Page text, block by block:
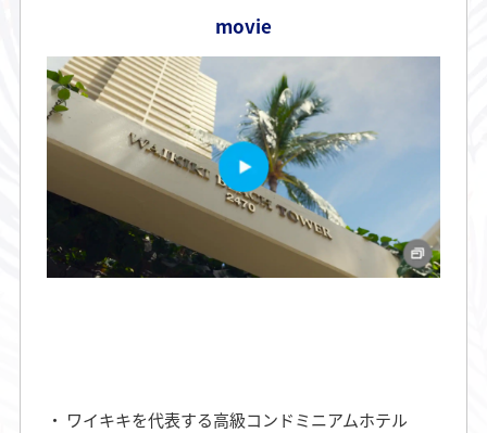
movie
ワイキキを代表する高級コンドミニアムホテル